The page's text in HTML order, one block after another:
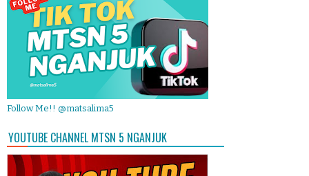
Follow Me!! @matsalima5
YOUTUBE CHANNEL MTSN 5 NGANJUK